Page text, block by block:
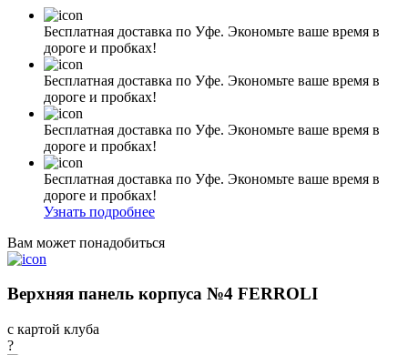
Бесплатная доставка по Уфе. Экономьте ваше время в
дороге и пробках!
Бесплатная доставка по Уфе. Экономьте ваше время в
дороге и пробках!
Бесплатная доставка по Уфе. Экономьте ваше время в
дороге и пробках!
Бесплатная доставка по Уфе. Экономьте ваше время в
дороге и пробках!
Узнать подробнее
Вам может понадобиться
Верхняя панель корпуса №4 FERROLI
с картой клуба
?